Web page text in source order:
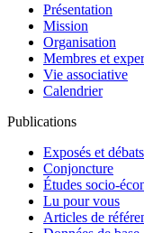
Présentation
Mission
Organisation
Membres et
Vie associative
Calendrier
Publications
Exposés et débats
Conjoncture
Études socio-
Lu pour vous
Articles de